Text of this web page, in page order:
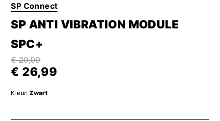
SP Connect
SP ANTI VIBRATION MODULE
SPC+
€ 29,99
€ 26,99
Kleur: Zwart